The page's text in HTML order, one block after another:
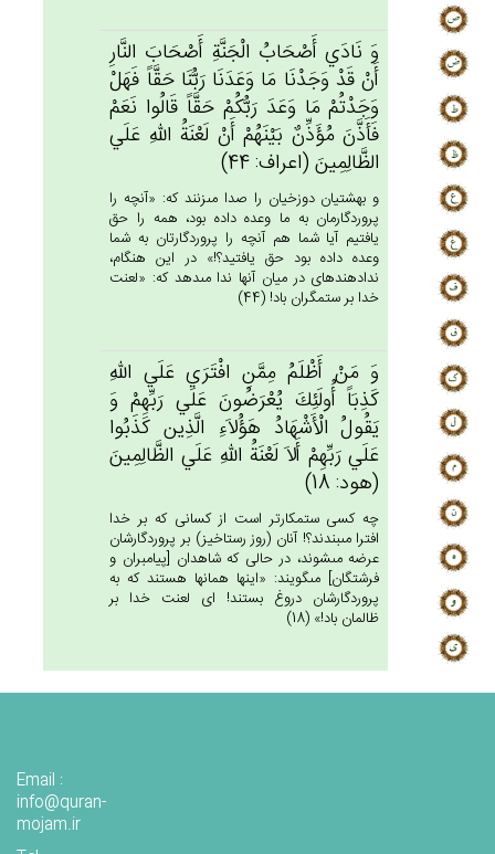
وَ نَادَي‌ أَصْحَاب‌ُ الْجَنَّة‌ِ أَصْحَاب‌َ النَّارِ
أَن‌ْ قَدْ وَجَدْنَا مَا وَعَدَنَا رَبُّنَا حَقَّاً فَهَل‌ْ
وَجَدْتُم‌ْ مَا وَعَدَ رَبُّكُم‌ْ حَقَّاً قَالُوا نَعَم‌ْ
فَأَذَّن‌َ مُؤَذِّن‌ٌ بَيْنَهُم‌ْ أَنْ‌ لَعْنَة‌ُ الله‌ِ عَلَي‌
الظَّالِمِين‌َ (اعراف: 44)
و بهشتيان دوزخيان را صدا مى‏زنند كه: «آنچه را
پروردگارمان به ما وعده داده بود، همه را حق
يافتيم آيا شما هم آنچه را پروردگارتان به شما
وعده داده بود حق يافتيد؟!» در اين هنگام،
ندادهنده‏اى در ميان آنها ندا مى‏دهد كه: «لعنت
خدا بر ستمگران باد! (44)
وَ مَن‌ْ أَظْلَم‌ُ مِمَّن‌ِ افْتَرَي‌ عَلَي‌ الله‌ِ
كَذِبَاً أُولَئِك‌َ يُعْرَضُون‌َ عَلَي‌ رَبِّهِم‌ْ وَ
يَقُول‌ُ الْأَشْهَادُ هَؤُلاَءِ الَّذِين‌ كَذَبُوا
عَلَي‌ رَبِّهِم‌ْ أَلاَ لَعْنَة‌ُ الله‌ِ عَلَي‌ الظَّالِمِين‌َ
(هود: 18)
چه كسى ستمكارتر است از كسانى كه بر خدا
افترا مى‏بندند؟! آنان (روز رستاخيز) بر پروردگارشان
عرضه مى‏شوند، در حالى كه شاهدان [پيامبران و
فرشتگان‏] مى‏گويند: «اينها همانها هستند كه به
پروردگارشان دروغ بستند! اى لعنت خدا بر
ظالمان باد!» (18)
Email :
info@quran-
mojam.ir